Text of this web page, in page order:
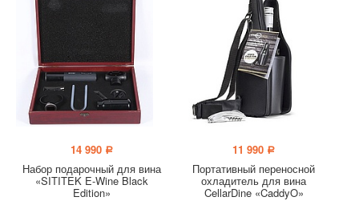
14 990 a
Набор подарочный для вина
«SITITEK E-Wine Black
Edition»
11 990 a
Портативный переносной
охладитель для вина
CellarDine «CaddyO»